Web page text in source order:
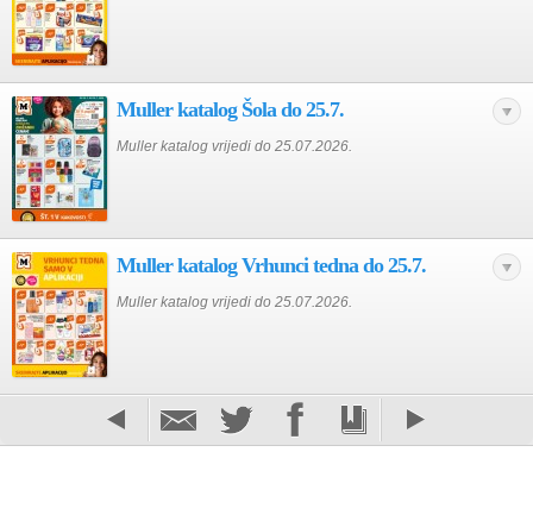
Muller katalog Šola do 25.7.
Muller katalog vrijedi do 25.07.2026.
Muller katalog Vrhunci tedna do 25.7.
Muller katalog vrijedi do 25.07.2026.